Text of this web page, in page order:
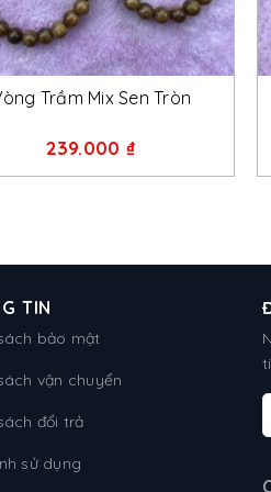
+
Trầm Mix Sen Tròn
239.000 ₫
TIN
bảo mật
vận chuyển
đổi trả
sử dụng